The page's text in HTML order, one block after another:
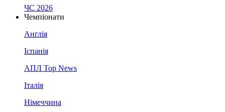
ЧС 2026
Чемпіонати
Англія
Іспанія
АПЛ Top News
Італія
Німеччина